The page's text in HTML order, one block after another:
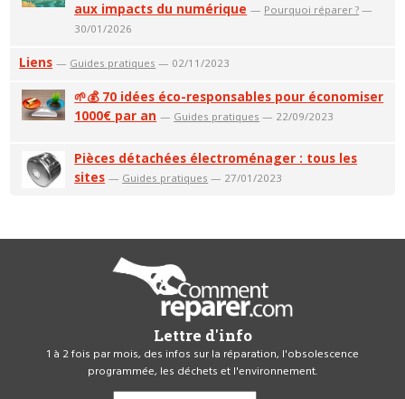
aux impacts du numérique — Pourquoi réparer ? —
30/01/2026
Liens — Guides pratiques — 02/11/2023
🌱💰 70 idées éco-responsables pour économiser
1000€ par an — Guides pratiques — 22/09/2023
Pièces détachées électroménager : tous les
sites — Guides pratiques — 27/01/2023
Lettre d'info
1 à 2 fois par mois, des infos sur la réparation, l'obsolescence
programmée, les déchets et l'environnement.